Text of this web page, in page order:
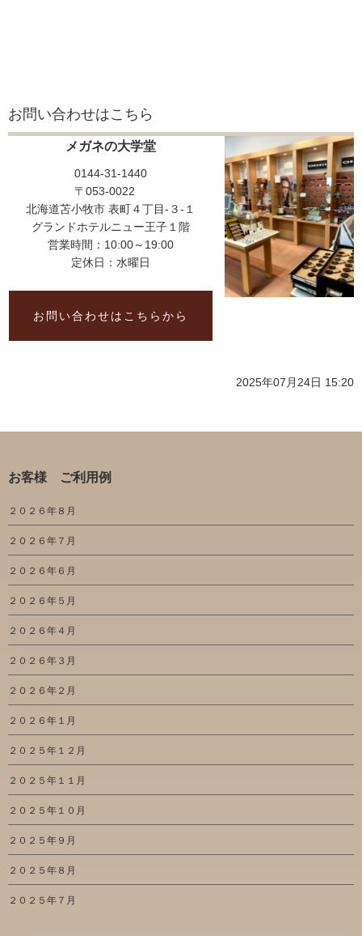
お問い合わせはこちら
メガネの大学堂
0144-31-1440
〒053-0022
北海道苫小牧市 表町４丁目-３-１
グランドホテルニュー王子１階
営業時間：10:00～19:00
定休日：水曜日
お問い合わせはこちらから
2025年07月24日 15:20
お客様 ご利用例
２０２６年８月
２０２６年７月
２０２６年６月
２０２６年５月
２０２６年４月
２０２６年３月
２０２６年２月
２０２６年１月
２０２５年１２月
２０２５年１１月
２０２５年１０月
２０２５年９月
２０２５年８月
２０２５年７月